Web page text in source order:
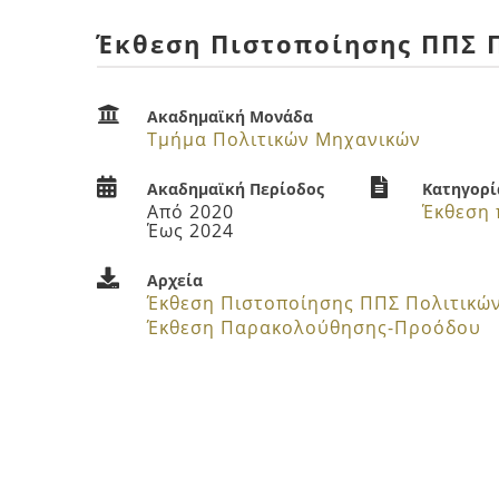
Έκθεση Πιστοποίησης ΠΠΣ
Ακαδημαϊκή Μονάδα
Τμήμα Πολιτικών Μηχανικών
Ακαδημαϊκή Περίοδος
Από 2020
Έως 2024
Αρχεία
Έκθεση Πιστοποίησης ΠΠΣ
Έκθεση Παρακολούθησης-Προόδου